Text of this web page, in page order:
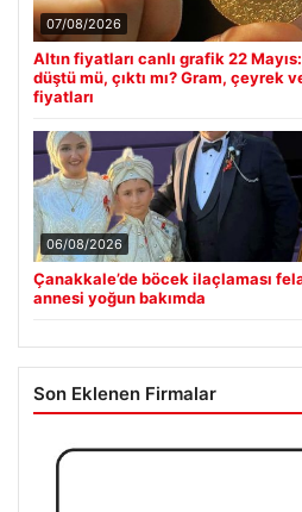
07/08/2026
Altın fiyatları canlı grafik 22
düştü mü, çıktı mı? Gram, çeyrek
fiyatları
06/08/2026
Çanakkale’de böcek ilaçlaması
annesi yoğun bakımda
Son Eklenen Firmalar